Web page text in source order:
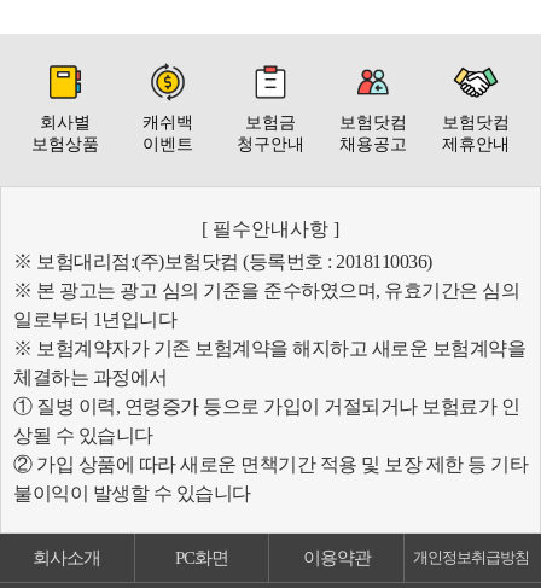
회사별
보험상품
캐쉬백
이벤트
보험금
청구안내
보험닷컴
채용공고
보험닷컴
제휴안내
[ 필수안내사항 ]
※ 보험대리점:(주)보험닷컴 (등록번호 : 2018110036)
※ 본 광고는 광고 심의 기준을 준수하였으며, 유효기간은 심의
일로부터 1년입니다
※ 보험계약자가 기존 보험계약을 해지하고 새로운 보험계약을
체결하는 과정에서
① 질병 이력, 연령증가 등으로 가입이 거절되거나 보험료가 인
상될 수 있습니다
② 가입 상품에 따라 새로운 면책기간 적용 및 보장 제한 등 기타
불이익이 발생할 수 있습니다
회사소개 PC화면 이용약관 개인정보취급방침